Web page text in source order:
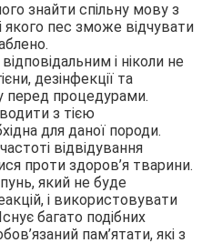
знайти спільну мову з
якого пес зможе відчувати
і ніколи не
дезінфекції та
перед процедурами.
з тією
для даної породи.
відвідування
проти здоров’я тварини.
який не буде
і використовувати
багато подібних
пам’ятати, які з